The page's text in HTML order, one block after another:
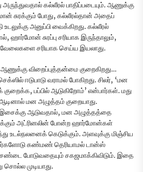
அருந்துவதால் கல்லீரல் பாதிப்படையும். ஆணுக்கு
சுரக்கும் போது, கல்லீரல்தான் அதைப்
உடலுக்கு அனுப்பி வைக்கிறது. கல்லீரல்
ஹார்மோன் சுரப்பு சரியாக இருந்தாலும்,
சரியாக செய்ய இயலாது.
விறைப்புத்தன்மை குறைகிறது…
ஈடுபாடு வராமல் போகிறது. சிலர், ‘மன
பப்பில் ஆடுகிறோம்’ என்பார்கள். மது
ஆடினால் மன அழுத்தம் குறையாது.
ஆடுவதால், மன அழுத்தத்தை
அட்ரினலின் போன்ற ஹார்மோன்கள்
உடல்நலனைக் கெடுக்கும். அளவுக்கு மிஞ்சிய
கண்மண் தெரியாமல் டான்ஸ்
போடுவதையும் சகஜமாக்கிவிடும். இதை
சொல்ல முடியாது.